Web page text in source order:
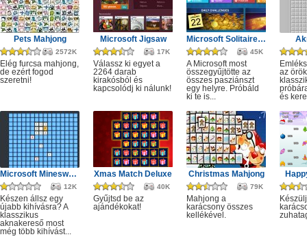
Pets Mahjong
2572K
Elég furcsa mahjong,
de ezért fogod
szeretni!
Microsoft Jigsaw
17K
Válassz ki egyet a
2264 darab
kirakósból és
kapcsolódj ki nálunk!
Microsoft Solitaire Collection
45K
A Microsoft most
összegyűjtötte az
összes pasziánszt
egy helyre. Próbáld
ki te is...
az örök
és
Microsoft Minesweeper
12K
Készen állsz egy
újabb kihívásra? A
klasszikus
aknakereső most
még több kihívást...
Xmas Match Deluxe
40K
Gyűjtsd be az
ajándékokat!
Christmas Mahjong
79K
Mahjong a
karácsony összes
kellékével.